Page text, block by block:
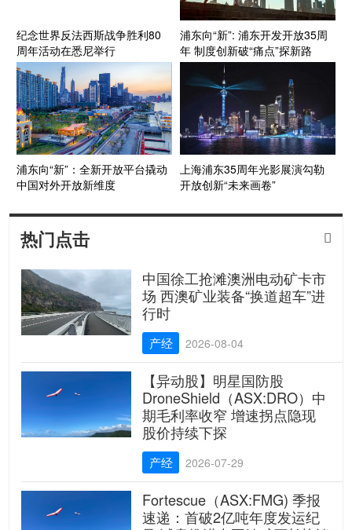
纪念世界反法西斯战争胜利80
周年活动在悉尼举行
浦东向“新”: 浦东开发开放35周
年 制度创新破“痛点”探新路
浦东向“新”：全新开放平台撬动
中国对外开放新维度
上海浦东35周年光影展演勾勒
开放创新“未来画卷”
热门点击 
中国徐工抢滩澳洲电动矿卡市
场 西澳矿业装备“换道超车”进
行时
产经 2026-08-04
【异动股】明星国防股
DroneShield（ASX:DRO）中
期毛利率收窄 增速拐点隐现
股价持续下探
产经 2026-07-29
Fortescue（ASX:FMG) 季报
速递：首破2亿吨年度发运纪